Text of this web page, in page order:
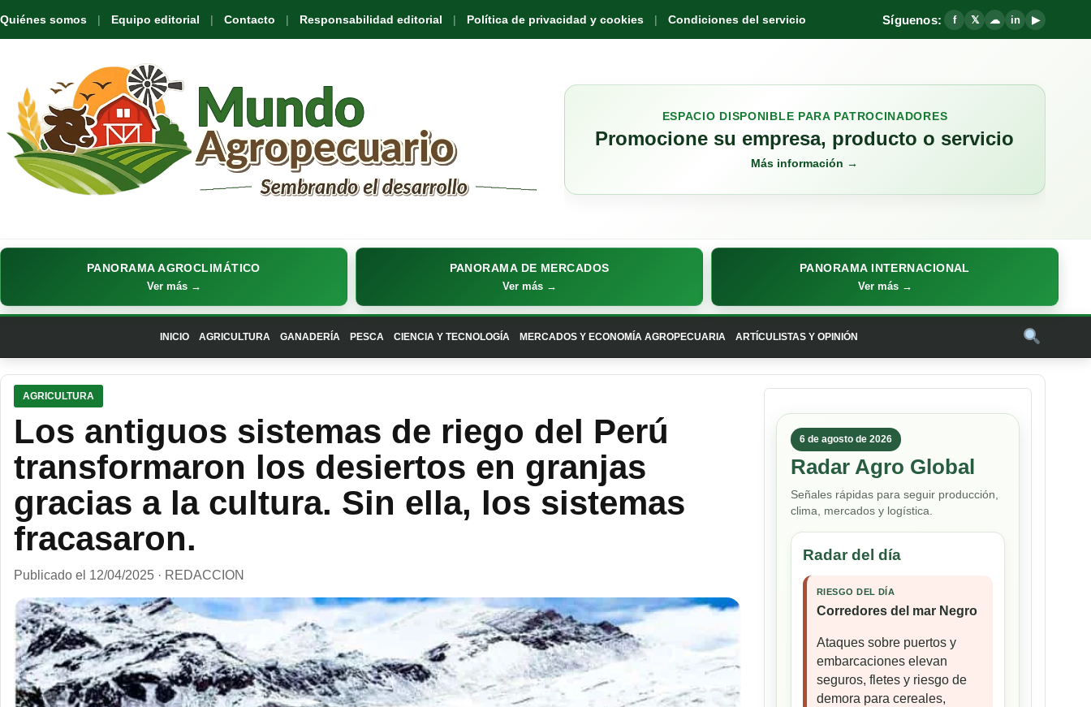
Quiénes somos Equipo editorial Contacto Responsabilidad editorial Política de privacidad y cookies Condiciones del servicio Síguenos: f 𝕏 ☁ in ▶
ESPACIO DISPONIBLE PARA PATROCINADORES
Promocione su empresa, producto o servicio
Más información →
PANORAMA AGROCLIMÁTICO
Ver más →
PANORAMA DE MERCADOS
Ver más →
PANORAMA INTERNACIONAL
Ver más →
INICIO AGRICULTURA GANADERÍA PESCA CIENCIA Y TECNOLOGÍA MERCADOS Y ECONOMÍA AGROPECUARIA ARTÍCULISTAS Y OPINIÓN
AGRICULTURA
Los antiguos sistemas de riego del Perú
transformaron los desiertos en granjas
gracias a la cultura. Sin ella, los sistemas
fracasaron.
Publicado el 12/04/2025 · REDACCION
6 de agosto de 2026
Radar Agro Global
Señales rápidas para seguir producción,
clima, mercados y logística.
Radar del día
RIESGO DEL DÍA
Corredores del mar Negro
Ataques sobre puertos y
embarcaciones elevan
seguros, fletes y riesgo de
demora para cereales,